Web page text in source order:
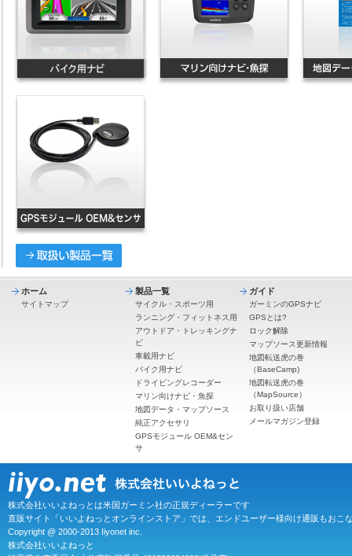
ホーム
サイトマップ
製品一覧
サイクル・スポーツ用
ランニング・フィットネス用
アウトドア・トレッキングナ
ビ
車載用ナビ
バイク用ナビ
ドライビングレコーダー
マリン向けナビ・魚探
地図データ・マップソース
純正アクセサリ
GPSモジュール OEM&セン
サ
ガイド
ガーミンのGPSナビ
GPSとは?
ロック解除
マップソース更新情報
地図転送虎の巻
（BaseCamp)
地図転送虎の巻
（MapSource）
お取り扱い店舗
メールマガジン登録
株式会社いいよねっとは米国ガーミン社の正規ディーラーです
直販サイト「いいよねっとオンラインストア」では、エンドユーザー様向け通販もおこ
Copyright @ 2000-2013 Iiyonet inc.
株式会社いいよねっと